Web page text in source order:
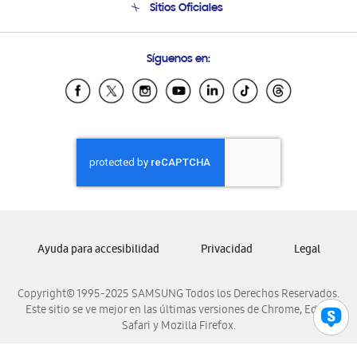
Condiciones de Compra
Soporte vía eMail
Sitios Oficiales
Samsung Ecuador
Samsung El Salvador
Samsung Honduras
Samsung Nicaragua
Samsung Panamá
Samsung Venezuela
Síguenos en:
Copyright© 1995-2025 SAMSUNG Todos los Derechos Reservados.
Este sitio se ve mejor en las últimas versiones de Chrome, Edge,
Safari y Mozilla Firefox.
Ayuda para accesibilidad Privacidad Legal